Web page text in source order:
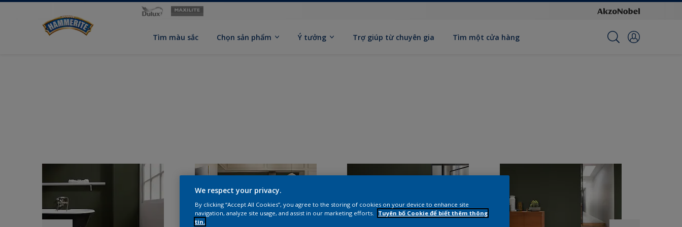
Tìm màu sắc Chọn sản phẩm Ý tưởng Trợ giúp từ chuyên gia Tìm một cửa hàng
We respect your privacy.
By clicking “Accept All Cookies”, you agree to the storing of cookies on your device to enhance site
navigation, analyze site usage, and assist in our marketing efforts.
Tuyên bố Cookie để biết thêm thông
tin.